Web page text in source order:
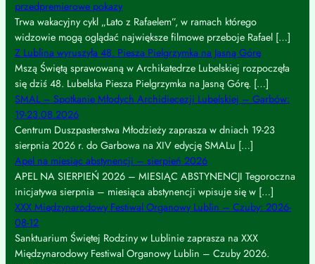
przedpremierowe pokazy
Trwa wakacyjny cykl „Lato z Rafaelem”, w ramach którego
widzowie mogą oglądać największe filmowe przeboje Rafael […]
Z Lublina wyruszyła 48. Piesza Pielgrzymka na Jasną Górę
Mszą Świętą sprawowaną w Archikatedrze Lubelskiej rozpoczęła
się dziś 48. Lubelska Piesza Pielgrzymka na Jasną Górę. […]
SMAL – Spotkanie Młodych Archidiecezji Lubelskiej – Garbów:
19-23.08.2026
Centrum Duszpasterstwa Młodzieży zaprasza w dniach 19-23
sierpnia 2026 r. do Garbowa na XIV edycję SMALu […]
Apel na miesiąc abstynencji – sierpień 2026
APEL NA SIERPIEŃ 2026 – MIESIĄC ABSTYNENCJI Tegoroczna
inicjatywa sierpnia – miesiąca abstynencji wpisuje się w […]
XXX Międzynarodowy Festiwal Organowy Lublin – Czuby: 2026-
08-12
Sanktuarium Świętej Rodziny w Lublinie zaprasza na XXX
Międzynarodowy Festiwal Organowy Lublin – Czuby 2026.